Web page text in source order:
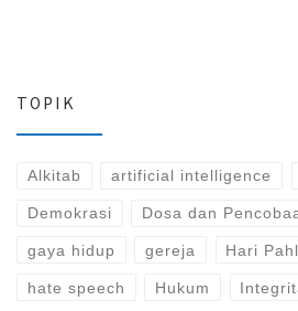
TOPIK
Alkitab artificial intelligence
Demokrasi Dosa dan
gaya hidup gereja Hari
hate speech Hukum